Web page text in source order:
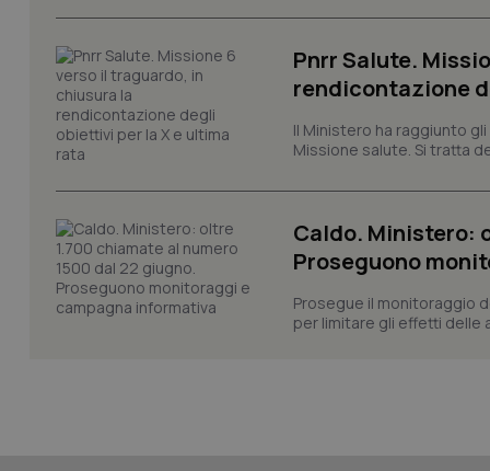
Pnrr Salute.
rendicontazione
Il Ministero ha raggiunto
Missione salute. Si tratta
Caldo. Ministero:
Proseguono
Prosegue il monitoraggio
per limitare gli effetti delle
tracking-sites-
tracking-sites-
session-id
_ga